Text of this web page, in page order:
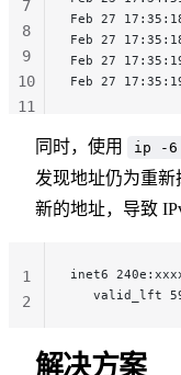
Feb 27
Feb 27
Feb 27
Feb 27
7
8
9
10
11
同时，使用 ip -6
发现地址仍为重
新的地址，导致
inet6
valid_lft
1
2
解决方案